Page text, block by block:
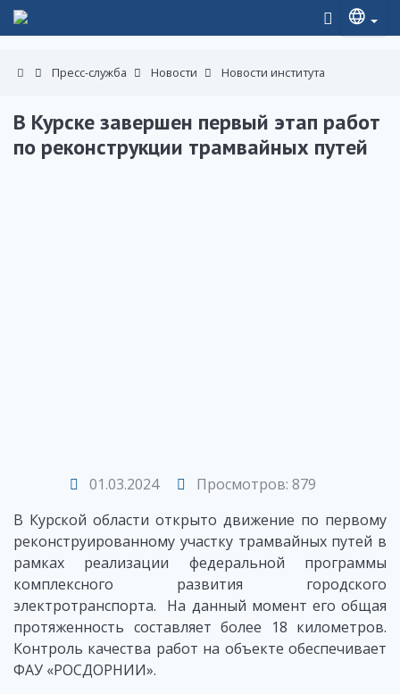
Пресс-служба Новости Новости института
В Курске завершен первый этап работ
по реконструкции трамвайных путей
01.03.2024
Просмотров: 879
В Курской области открыто движение по первому
реконструированному участку трамвайных путей в
рамках реализации федеральной программы
комплексного развития городского
электротранспорта. На данный момент его общая
протяженность составляет более 18 километров.
Контроль качества работ на объекте обеспечивает
ФАУ «РОСДОРНИИ».